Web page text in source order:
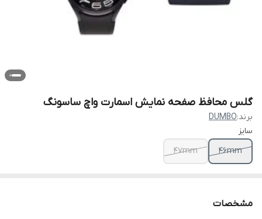
گلس محافظ صفحه نمایش اسمارت واچ ساسونگ
برند:DUMBO
سایز
46mm
47mm
مشخصات